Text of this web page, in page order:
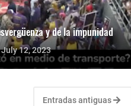
y de la impunidad
July 12, 2023
Entradas antiguas